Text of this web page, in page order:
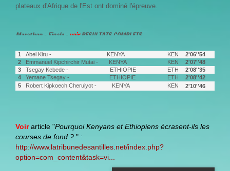
plateaux d'Afrique de l'Est ont dominé l'épreuve
Marathon - Finale -voirRESULTATS COMPLETS
1 Abel Kiru - KENYA KEN
2'06''54
2
Emmanuel Kipchirchir Mutai - KENYA KEN
2'07''48
3
Tsegay Kebede - ETHIOPIE ETH
2'08''35
4
Yemane Tsegay - ETHIOPIE ETH
2'08''42
5
Robert Kipkoech Cheruiyot - KENYA KEN 2'10''46
Voirarticle "Pourquoi Kenyans et Ethiopiens écrasent-ils les
courses de fond ? " :
http://www.latribunedesantilles.net/index.php?
option=com_content&task=vi...